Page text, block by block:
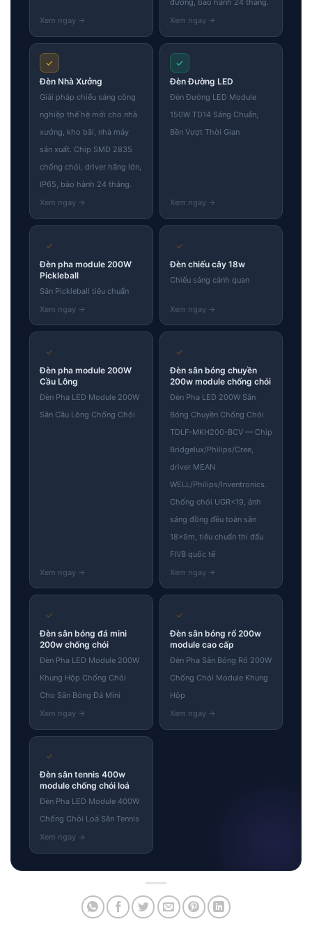
đường, bảo hành 24 tháng.
✓
Đèn Nhà Xưởng
Giải pháp chiếu sáng công
nghiệp thế hệ mới cho nhà
xưởng, kho bãi, nhà máy
sản xuất. Chip SMD 2835
chống chói, driver hãng lớn,
IP65, bảo hành 24 tháng.
✓
Đèn Đường LED
Đèn Đường LED Module
150W TD14 Sáng Chuẩn,
Bền Vượt Thời Gian
✓
Đèn pha module 200W
Pickleball
Sân Pickleball tiêu chuẩn
✓
Đèn chiếu cây 18w
Chiếu sáng cảnh quan
✓
Đèn pha module 200W
Cầu Lông
Đèn Pha LED Module 200W
Sân Cầu Lông Chống Chói
✓
Đèn sân bóng chuyền
200w module chống chói
Đèn Pha LED 200W Sân
Bóng Chuyền Chống Chói
TDLF-MKH200-BCV — Chip
Bridgelux/Philips/Cree,
driver MEAN
WELL/Philips/Inventronics.
Chống chói UGR<19, ánh
sáng đồng đều toàn sân
18×9m, tiêu chuẩn thi đấu
FIVB quốc tế
✓
Đèn sân bóng đá mini
200w chống chói
Đèn Pha LED Module 200W
Khung Hộp Chống Chói
Cho Sân Bóng Đá Mini
✓
Đèn sân bóng rổ 200w
module cao cấp
Đèn Pha Sân Bóng Rổ 200W
Chống Chói Module Khung
Hộp
✓
Đèn sân tennis 400w
module chống chói loá
Đèn Pha LED Module 400W
Chống Chói Loá Sân Tennis